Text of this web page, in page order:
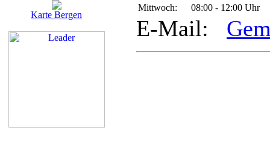
Karte Bergen
Mittwoch:
08:00 - 12:00 Uhr
E-Mail: